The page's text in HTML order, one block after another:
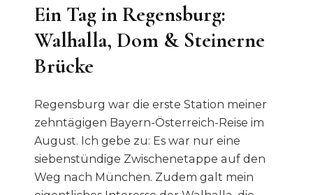
Ein Tag in Regensburg:
Walhalla, Dom & Steinerne
Brücke
Regensburg war die erste Station meiner
zehntägigen Bayern-Österreich-Reise im
August. Ich gebe zu: Es war nur eine
siebenstündige Zwischenetappe auf den
Weg nach München. Zudem galt mein